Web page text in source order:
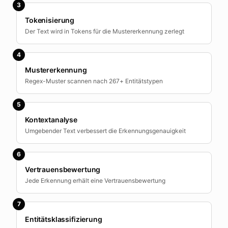
3
Tokenisierung
Der Text wird in Tokens für die Mustererkennung zerlegt
4
Mustererkennung
Regex-Muster scannen nach 267+ Entitätstypen
5
Kontextanalyse
Umgebender Text verbessert die Erkennungsgenauigkeit
6
Vertrauensbewertung
Jede Erkennung erhält eine Vertrauensbewertung
7
Entitätsklassifizierung